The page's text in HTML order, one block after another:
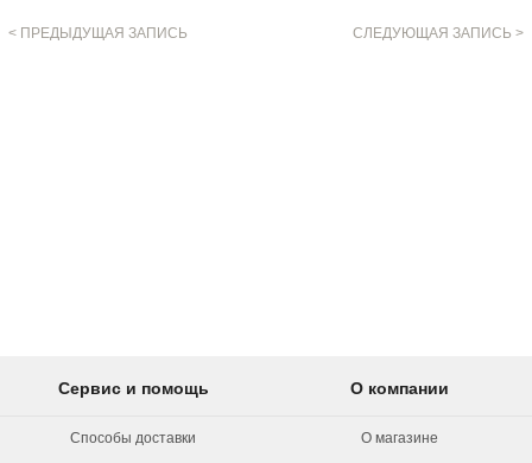
< ПРЕДЫДУЩАЯ ЗАПИСЬ СЛЕДУЮЩАЯ ЗАПИСЬ >
Сервис и помощь
Способы доставки
О компании
О магазине